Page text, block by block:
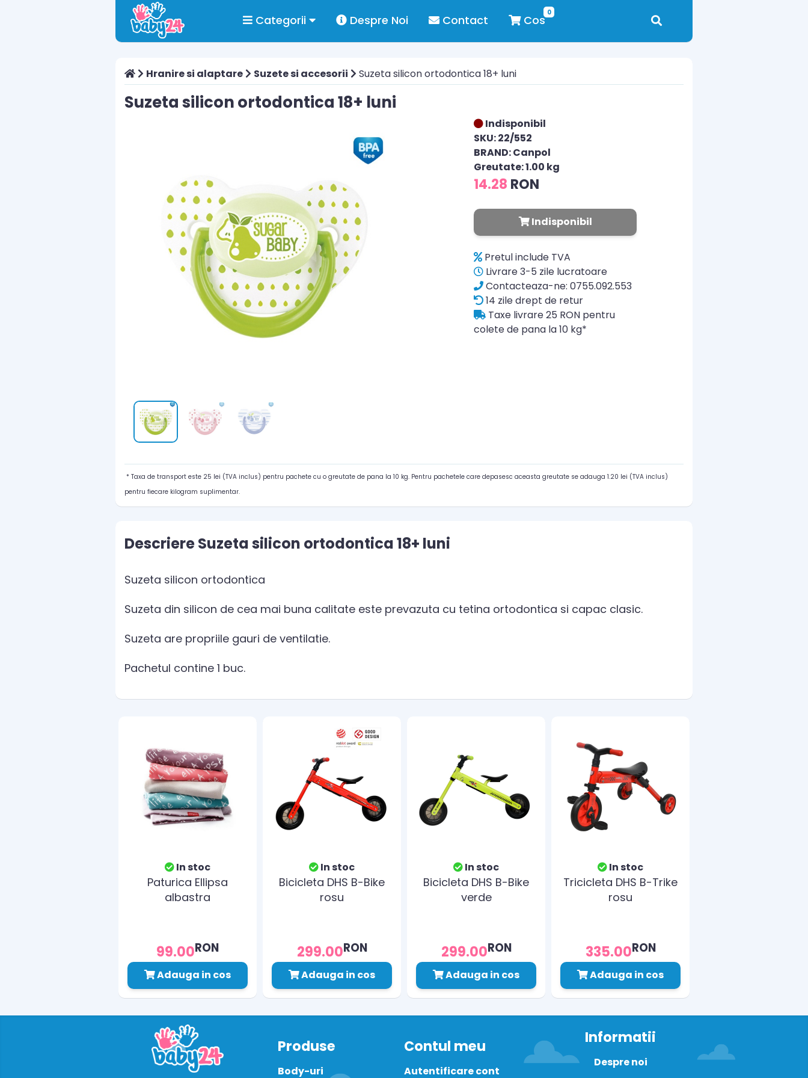
Categorii Despre Noi Contact
0
Cos
Hranire si alaptare Suzete si accesorii Suzeta silicon ortodontica 18+ luni
Suzeta silicon ortodontica 18+ luni
Indisponibil
SKU: 22/552
BRAND: Canpol
Greutate: 1.00 kg
14.28 RON
Indisponibil
Pretul include TVA
Livrare 3-5 zile lucratoare
Contacteaza-ne: 0755.092.553
14 zile drept de retur
Taxe livrare 25 RON pentru
colete de pana la 10 kg*
* Taxa de transport este 25 lei (TVA inclus) pentru pachete cu o greutate de pana la 10 kg. Pentru pachetele care depasesc aceasta greutate se adauga 1.20 lei (TVA inclus)
pentru fiecare kilogram suplimentar.
Descriere Suzeta silicon ortodontica 18+ luni
Suzeta silicon ortodontica
Suzeta din silicon de cea mai buna calitate este prevazuta cu tetina ortodontica si capac clasic.
Suzeta are propriile gauri de ventilatie.
Pachetul contine 1 buc.
In stoc
Paturica Ellipsa
albastra
99.00RON
Adauga in cos
In stoc
Bicicleta DHS B-Bike
rosu
299.00RON
Adauga in cos
In stoc
Bicicleta DHS B-Bike
verde
299.00RON
Adauga in cos
In stoc
Tricicleta DHS B-Trike
rosu
335.00RON
Adauga in cos
Produse
Body-uri
Contul meu
Autentificare cont
Informatii
Despre noi